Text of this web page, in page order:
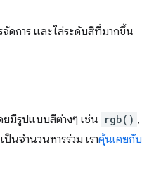
ดการ และไล่ระดับสีที่มากขึ้น
ยมีรูปแบบสีต่างๆ เช่น rgb() ,
นจำนวนหารร่วม เราคุ้นเคยกับ